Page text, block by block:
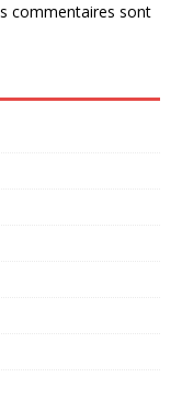
commentaires sont